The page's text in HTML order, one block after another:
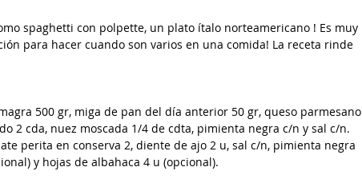
spaghetti con polpette, un plato ítalo norteamericano ! Es muy
para hacer cuando son varios en una comida! La receta rinde
500 gr, miga de pan del día anterior 50 gr, queso parmesano
2 cda, nuez moscada 1/4 de cdta, pimienta negra c/n y sal c/n.
perita en conserva 2, diente de ajo 2 u, sal c/n, pimienta negra
y hojas de albahaca 4 u (opcional).